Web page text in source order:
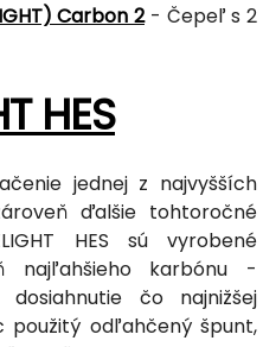
Carbon 2- Čepeľ s 2
HES
jednej z najvyšších
ďalšie tohtoročné
HES sú vyrobené
najľahšieho karbónu -
dosiahnutie čo najnižšej
odľahčený špunt,